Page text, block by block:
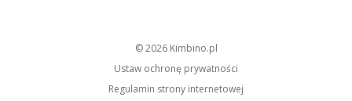
© 2026 kimbino.pl
Ustaw ochronę prywatności
Regulamin strony internetowej